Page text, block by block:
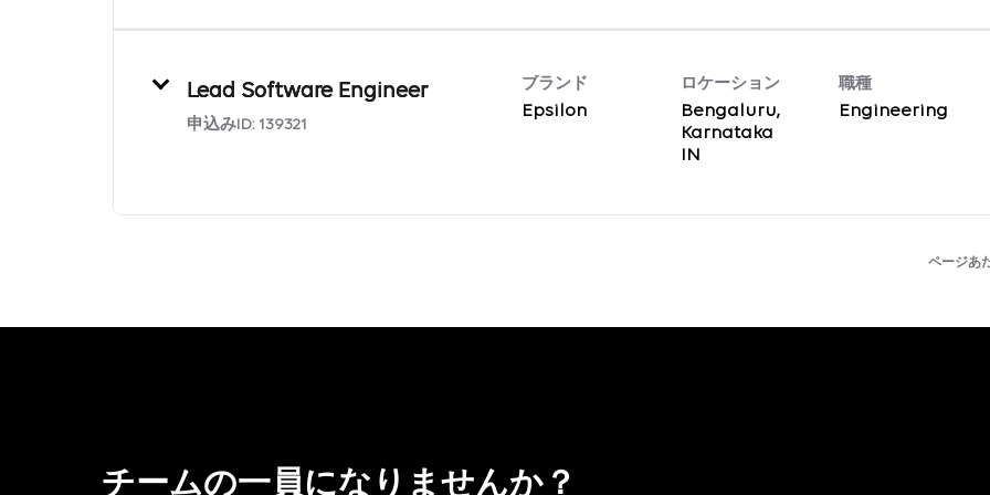
Lead Software Engineer
申込みID: 139321
ブランド
Epsilon
ロケーション
Bengaluru,
Karnataka
職種
Engineering
ページあ
チームの一員になりませんか？